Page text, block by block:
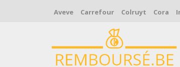
Aveve Carrefour Colruyt Cora